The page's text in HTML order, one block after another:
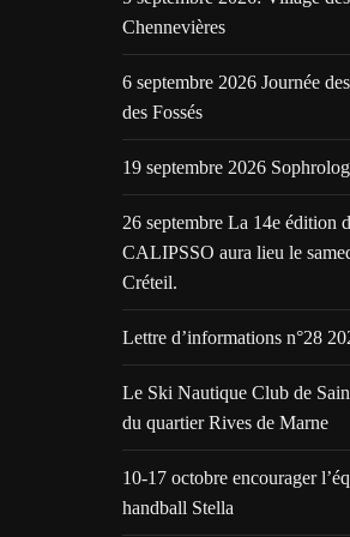
Chennevières
6 septembre 2026 Journée
des Fossés
19 septembre 2026
26 septembre La 14e édition
CALIPSSO aura lieu le
Créteil.
Lettre d’informations n°28
Le Ski Nautique Club de
du quartier Rives de Marne
10-17 octobre encourager
handball Stella